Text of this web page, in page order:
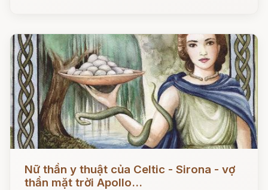
Nữ thần y thuật của Celtic - Sirona - vợ
thần mặt trời Apollo...